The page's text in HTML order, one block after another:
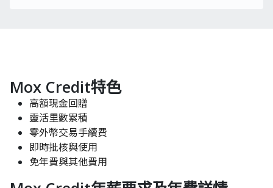
Mox Credit特色
高額現金回贈
靈活里數累積
零外幣交易手續費
即時批核與使用
免年費與其他費用